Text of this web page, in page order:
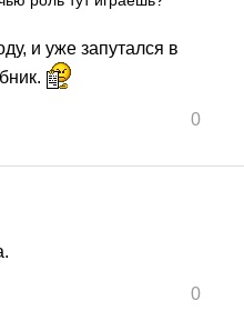
и уже запутался в
0
0